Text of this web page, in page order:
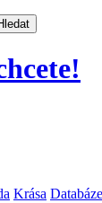
Krása